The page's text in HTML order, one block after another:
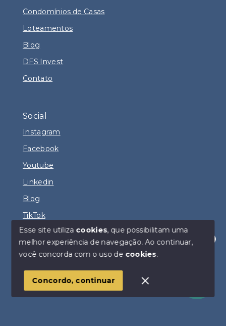
Olá! Estamos disponíveis para te ajudar.
Condomínios de Casas
Loteamentos
Blog
DFS Invest
Contato
Social
Instagram
Facebook
Youtube
Linkedin
Blog
TikTok
© Copyright 2026 - DIOGO FERNANDO IMÓVEIS -
SITE PARA IMOBILIARIA
Esse site utiliza cookies, que possibilitam uma
melhor experiência de navegação.Ao continuar,
você concorda com o uso de cookies.
Concordo, continuar